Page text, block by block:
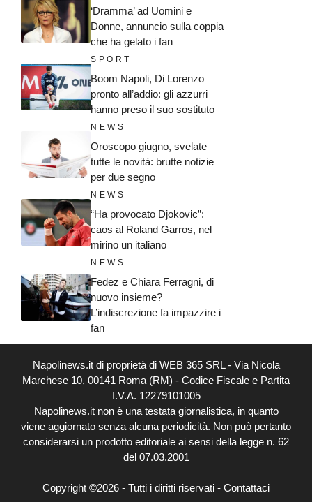
‘Dramma’ ad Uomini e
Donne, annuncio sulla coppia
che ha gelato i fan
SPORT
Boom Napoli, Di Lorenzo
pronto all’addio: gli azzurri
hanno preso il suo sostituto
NEWS
Oroscopo giugno, svelate
tutte le novità: brutte notizie
per due segno
NEWS
“Ha provocato Djokovic”:
caos al Roland Garros, nel
mirino un italiano
NEWS
Fedez e Chiara Ferragni, di
nuovo insieme?
L’indiscrezione fa impazzire i
fan
Napolinews.it di proprietà di WEB 365 SRL - Via Nicola
Marchese 10, 00141 Roma (RM) - Codice Fiscale e Partita
I.V.A. 12279101005
Napolinews.it non è una testata giornalistica, in quanto
viene aggiornato senza alcuna periodicità. Non può pertanto
considerarsi un prodotto editoriale ai sensi della legge n. 62
del 07.03.2001
Copyright ©2026 - Tutti i diritti riservati - Contattaci